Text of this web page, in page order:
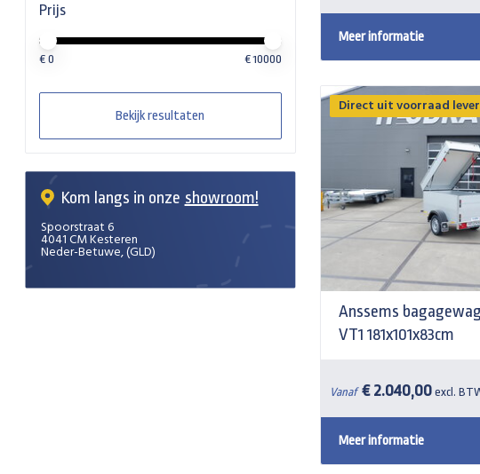
Prijs
Minimale prijswaarde
Price maximum value
€ 0 €10000
Bekijk resultaten
Kom langs in onze showroom!
Spoorstraat 6
4041 CM Kesteren
Neder-Betuwe, (GLD)
Meer informatie
Direct uit voorraad
Anssems
VT1 181x101x83cm
Vanaf € 2.040,00 excl.
Meer informatie